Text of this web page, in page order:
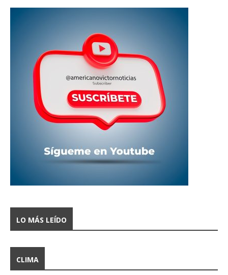
LO MÁS LEÍDO
CLIMA